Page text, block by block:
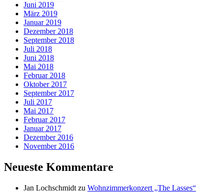
Juni 2019
März 2019
Januar 2019
Dezember 2018
September 2018
Juli 2018
Juni 2018
Mai 2018
Februar 2018
Oktober 2017
September 2017
Juli 2017
Mai 2017
Februar 2017
Januar 2017
Dezember 2016
November 2016
Neueste Kommentare
Jan Lochschmidt zu Wohnzimmerkonzert „The Lasses“